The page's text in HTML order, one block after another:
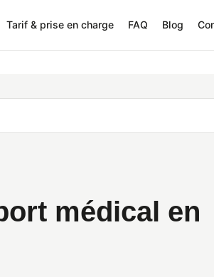
Tarif & prise en charge FAQ Blog
médical en